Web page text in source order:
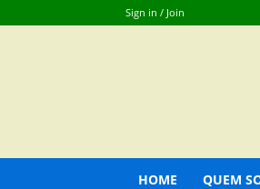
Sign in / Join
HOME QUEM